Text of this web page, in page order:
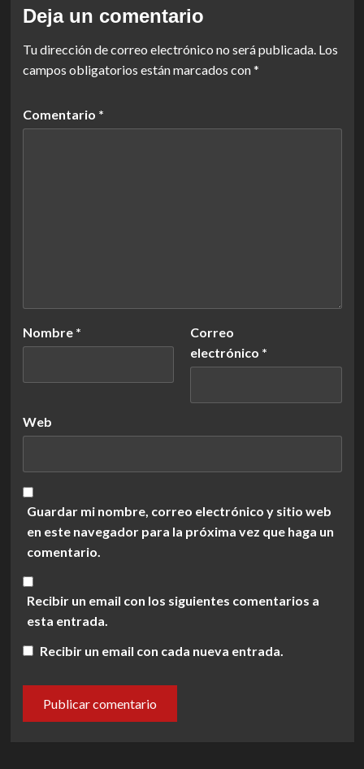
Deja un comentario
Tu dirección de correo electrónico no será publicada. Los
campos obligatorios están marcados con*
Comentario *
Nombre *
Correo
electrónico *
Web
Guardar mi nombre, correo electrónico y sitio web
en este navegador para la próxima vez que haga un
comentario.
Recibir un email con los siguientes comentarios a
esta entrada.
Recibir un email con cada nueva entrada.